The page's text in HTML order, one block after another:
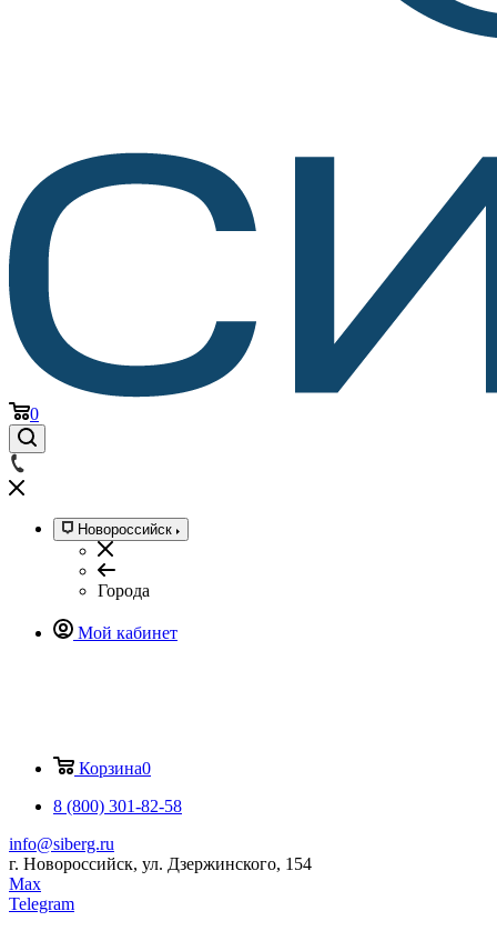
0
Новороссийск
Города
Мой кабинет
Корзина0
8 (800) 301-82-58
info@siberg.ru
г. Новороссийск, ул. Дзержинского, 154
Max
Telegram